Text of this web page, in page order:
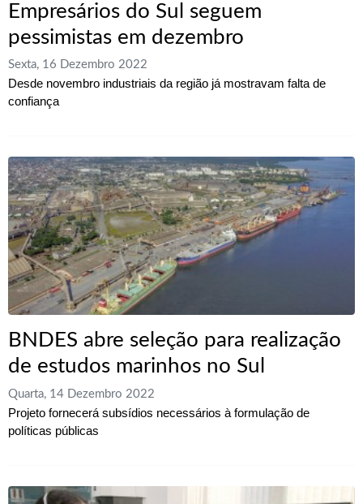
Empresários do Sul seguem
pessimistas em dezembro
Sexta, 16 Dezembro 2022
Desde novembro industriais da região já mostravam falta de
confiança
BNDES abre seleção para realização
de estudos marinhos no Sul
Quarta, 14 Dezembro 2022
Projeto fornecerá subsídios necessários à formulação de
políticas públicas